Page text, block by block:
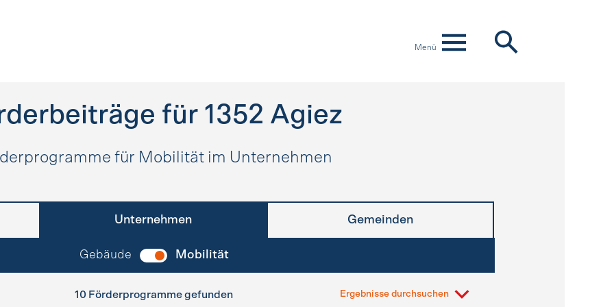
Menü
für 1352 Agiez
für Mobilität im Unternehmen
Unternehmen Gemeinden
Gebäude Mobilität
10 Förderprogramme gefunden Ergebnisse durchsuchen